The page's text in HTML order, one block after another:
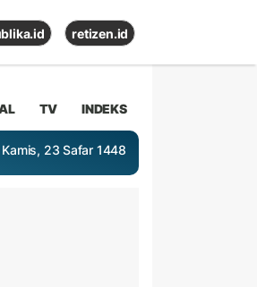
retizen.id
TV INDEKS
| Kamis, 23 Safar 1448